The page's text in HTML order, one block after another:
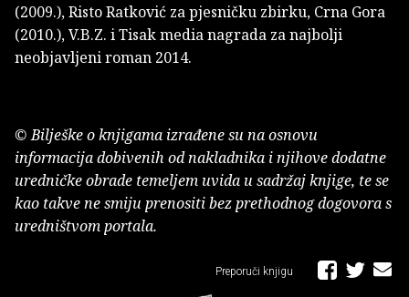
(2009.), Risto Ratković za pjesničku zbirku, Crna Gora
(2010.), V.B.Z. i Tisak media nagrada za najbolji
neobjavljeni roman 2014.
© Bilješke o knjigama izrađene su na osnovu
informacija dobivenih od nakladnika i njihove dodatne
uredničke obrade temeljem uvida u sadržaj knjige, te se
kao takve ne smiju prenositi bez prethodnog dogovora s
uredništvom portala.
Preporuči knjigu